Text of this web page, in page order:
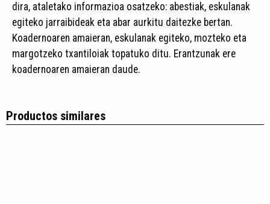
dira, ataletako informazioa osatzeko: abestiak, eskulanak
egiteko jarraibideak eta abar aurkitu daitezke bertan.
Koadernoaren amaieran, eskulanak egiteko, mozteko eta
margotzeko txantiloiak topatuko ditu. Erantzunak ere
koadernoaren amaieran daude.
Productos similares